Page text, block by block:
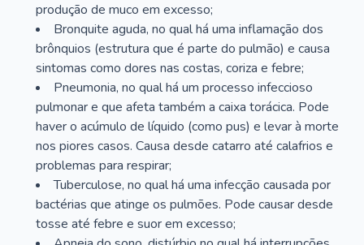
produção de muco em excesso;
Bronquite aguda, no qual há uma inflamação dos
brônquios (estrutura que é parte do pulmão) e causa
sintomas como dores nas costas, coriza e febre;
Pneumonia, no qual há um processo infeccioso
pulmonar e que afeta também a caixa torácica. Pode
haver o acúmulo de líquido (como pus) e levar à morte
nos piores casos. Causa desde catarro até calafrios e
problemas para respirar;
Tuberculose, no qual há uma infecção causada por
bactérias que atinge os pulmões. Pode causar desde
tosse até febre e suor em excesso;